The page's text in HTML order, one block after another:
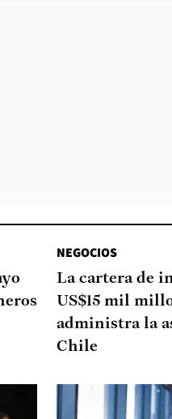
NEGOCIOS
La cartera de
US$15 mil
administra la
Chile